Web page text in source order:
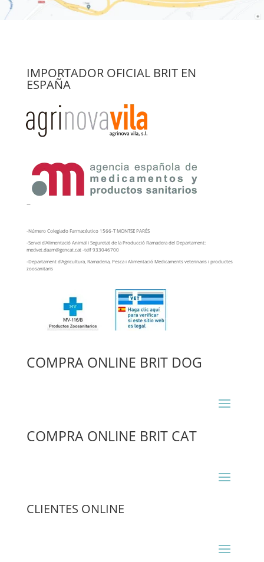
IMPORTADOR OFICIAL BRIT EN
ESPAÑA
–
-Número Colegiado Farmacéutico 1566-T MONTSE PARÉS
-Servei d’Alimentació Animal i Seguretat de la Producció Ramadera del Departament:
medvet.daam@gencat.cat -telf 933046700
-Departament d’Agricultura, Ramaderia, Pesca i Alimentació Medicaments veterinaris i productes
zoosanitaris
COMPRA ONLINE BRIT DOG
COMPRA ONLINE BRIT CAT
CLIENTES ONLINE